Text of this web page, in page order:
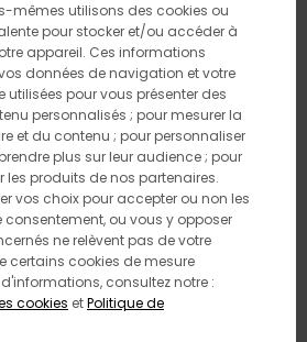
mêmes utilisons des cookies ou
pour stocker et/ou accéder à
appareil. Ces informations
données de navigation et votre
utilisées pour vous présenter des
personnalisés ; pour mesurer la
et du contenu ; pour personnaliser
plus sur leur audience ; pour
les produits de nos partenaires.
vos choix pour accepter ou non les
ou vous y opposer
ne relèvent pas de votre
certains cookies de mesure
consultez notre :
cookies etPolitique de